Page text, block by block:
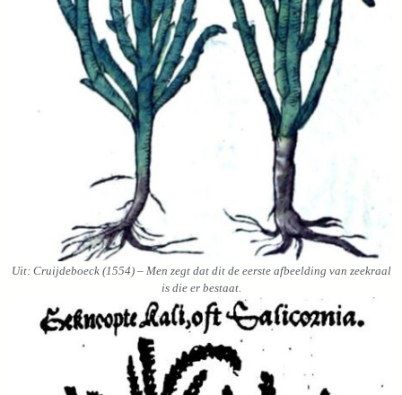
Uit: Cruijdeboeck (1554) – Men zegt dat dit de eerste afbeelding van zeekraal
is die er bestaat.